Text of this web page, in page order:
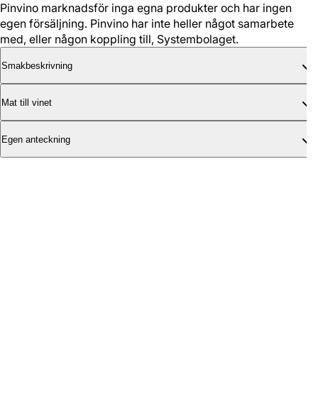
Pinvino marknadsför inga egna produkter och har ingen
egen försäljning. Pinvino har inte heller något samarbete
med, eller någon koppling till, Systembolaget.
Smakbeskrivning
Mat till vinet
Egen anteckning